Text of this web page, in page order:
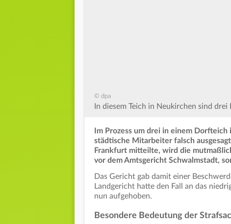
© dpa
In diesem Teich in Neukirchen sind
Im Prozess um drei in einem
städtische Mitarbeiter falsch
Frankfurt mitteilte, wird die
vor dem Amtsgericht Schwalmstadt,
Das Gericht gab damit einer
Landgericht hatte den Fall an das
nun aufgehoben.
Besondere Bedeutung der